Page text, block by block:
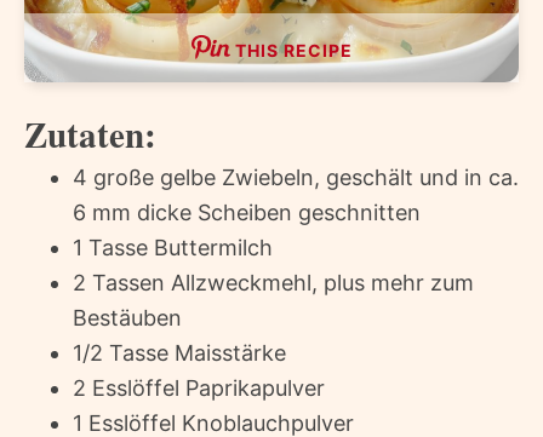
THIS RECIPE
Zutaten:
4 große gelbe Zwiebeln, geschält und in ca.
6 mm dicke Scheiben geschnitten
1 Tasse Buttermilch
2 Tassen Allzweckmehl, plus mehr zum
Bestäuben
1/2 Tasse Maisstärke
2 Esslöffel Paprikapulver
1 Esslöffel Knoblauchpulver